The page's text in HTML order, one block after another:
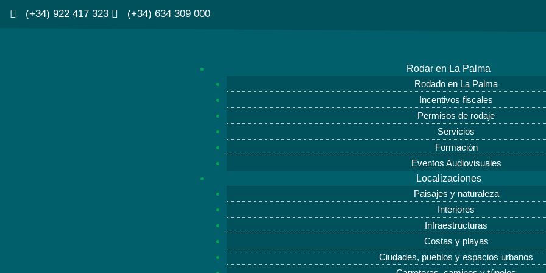
(+34) 922 417 323 (+34) 634 309 000
Rodar en La Palma
Rodado en La Palma
Incentivos fiscales
Permisos de rodaje
Servicios
Formación
Eventos Audiovisuales
Localizaciones
Paisajes y naturaleza
Interiores
Infraestructuras
Costas y playas
Ciudades, pueblos y espacios urbanos